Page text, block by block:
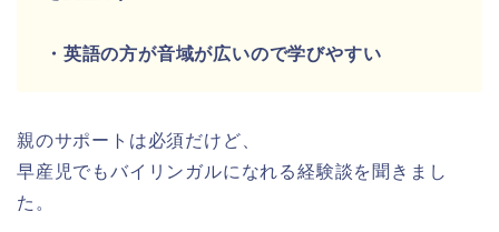
・英語の方が音域が広いので学びやすい
親のサポートは必須だけど、
早産児でもバイリンガルになれる経験談を聞きまし
た。